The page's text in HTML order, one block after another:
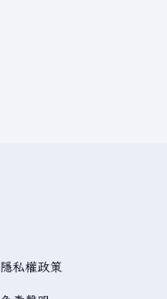
隱私權政策